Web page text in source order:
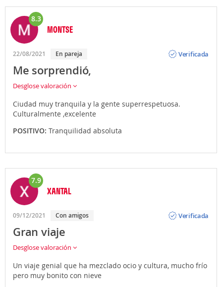
8.3
MONTSE
22/08/2021 En pareja
Verificada
Me sorprendió,
Desglose valoración
Ciudad muy tranquila y la gente superrespetuosa.
Culturalmente ,excelente
POSITIVO: Tranquilidad absoluta
7.9
XANTAL
09/12/2021 Con amigos
Verificada
Gran viaje
Desglose valoración
Un viaje genial que ha mezclado ocio y cultura, mucho frío
pero muy bonito con nieve